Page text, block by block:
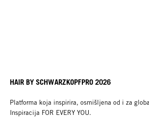
HAIR BY SCHWARZKOPFPRO 2026
Platforma koja inspirira, osmišljena od i za
Inspiracija FOR EVERY YOU.